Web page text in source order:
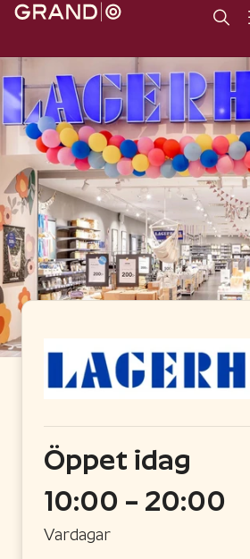
Öppet idag
10:00 – 20:00
Vardagar